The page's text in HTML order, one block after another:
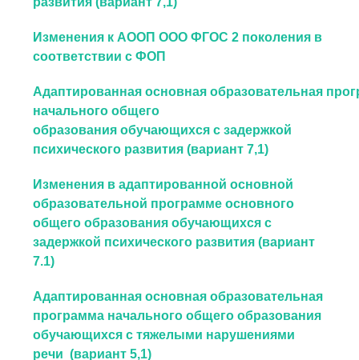
Изменения к АООП ООО ФГОС 2 поколения в
соответствии с ФОП
Адаптированная основная образовательная
начального общего
образования обучающихся с задержкой
психического развития (вариант 7,1)
Изменения в адаптированной основной
образовательной программе основного
общего образования обучающихся с
задержкой психического развития (вариант
7.1)
Адаптированная основная образовательная
программа начального общего образования
обучающихся с тяжелыми нарушениями
речи (вариант 5,1)